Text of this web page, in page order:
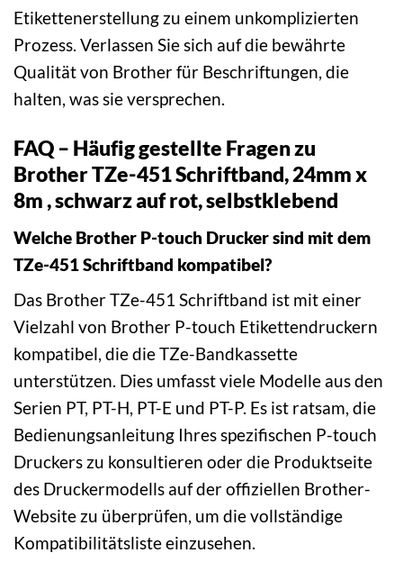
Etikettenerstellung zu einem unkomplizierten
Prozess. Verlassen Sie sich auf die bewährte
Qualität von Brother für Beschriftungen, die
halten, was sie versprechen.
FAQ – Häufig gestellte Fragen zu
Brother TZe-451 Schriftband, 24mm x
8m , schwarz auf rot, selbstklebend
Welche Brother P-touch Drucker sind mit dem
TZe-451 Schriftband kompatibel?
Das Brother TZe-451 Schriftband ist mit einer
Vielzahl von Brother P-touch Etikettendruckern
kompatibel, die die TZe-Bandkassette
unterstützen. Dies umfasst viele Modelle aus den
Serien PT, PT-H, PT-E und PT-P. Es ist ratsam, die
Bedienungsanleitung Ihres spezifischen P-touch
Druckers zu konsultieren oder die Produktseite
des Druckermodells auf der offiziellen Brother-
Website zu überprüfen, um die vollständige
Kompatibilitätsliste einzusehen.